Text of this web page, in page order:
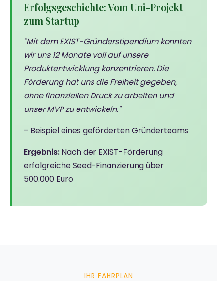
Erfolgsgeschichte: Vom Uni-Projekt
zum Startup
"Mit dem EXIST-Gründerstipendium konnten
wir uns 12 Monate voll auf unsere
Produktentwicklung konzentrieren. Die
Förderung hat uns die Freiheit gegeben,
ohne finanziellen Druck zu arbeiten und
unser MVP zu entwickeln."
– Beispiel eines geförderten Gründerteams
Ergebnis: Nach der EXIST-Förderung
erfolgreiche Seed-Finanzierung über
500.000 Euro
IHR FAHRPLAN